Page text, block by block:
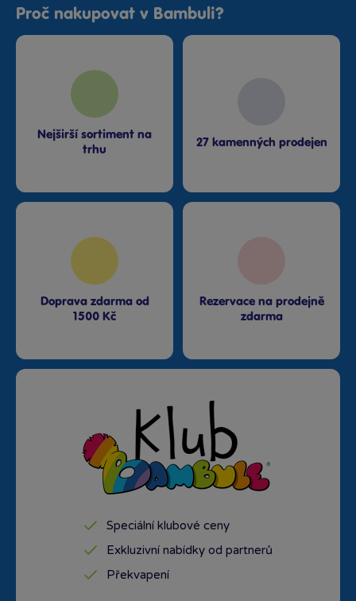
Proč nakupovat v Bambuli?
Nejširší sortiment na
trhu
27 kamenných prodejen
Doprava zdarma od
1500 Kč
Rezervace na prodejně
zdarma
Speciální klubové ceny
Exkluzivní nabídky od partnerů
Překvapení